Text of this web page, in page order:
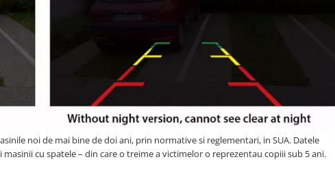
noi de mai bine de doi ani, prin normative si reglementari, in SUA. Datele
cu spatele – din care o treime a victimelor o reprezentau copiii sub 5 ani.